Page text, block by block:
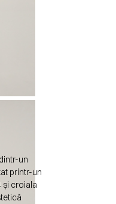
un
printr-un
și croiala